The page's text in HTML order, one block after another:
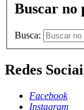
Buscar no
Busca:
Redes
Facebook
Instagram